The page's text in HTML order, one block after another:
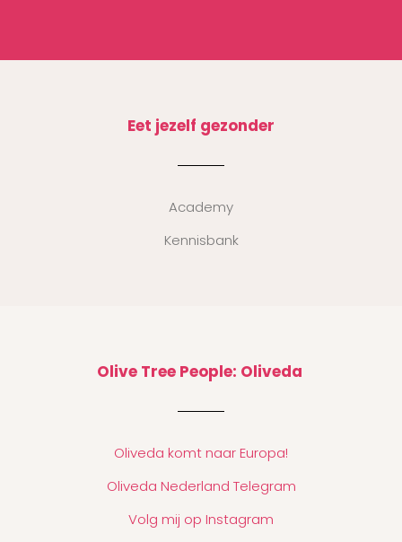
Eet jezelf gezonder
Academy
Kennisbank
Olive Tree People: Oliveda
Oliveda komt naar Europa!
Oliveda Nederland Telegram
Volg mij op Instagram